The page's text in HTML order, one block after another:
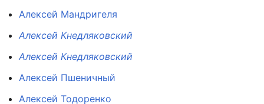
Алексей Мандригеля
Алексей Кнедляковский
Алексей Кнедляковский
Алексей Пшеничный
Алексей Тодоренко